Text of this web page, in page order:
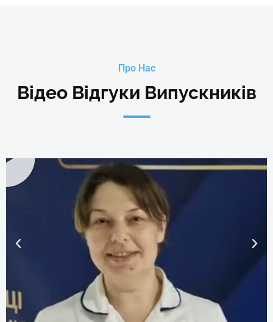
Тетянюк Татьяна Дмитриевна
Преподаватель, массажист-универсал,
инструктор лечебной физической культуры,
остеопат, эксперт-оценщик Центра
Про Нас
Відео Відгуки Випускників